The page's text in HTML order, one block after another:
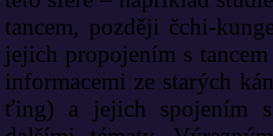
tancem, později čchi-
jejich propojením s
informacemi ze starých
ťing) a jejich spojením